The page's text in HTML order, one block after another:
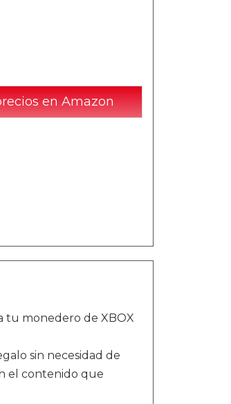
en Amazon
tu monedero de XBOX
sin necesidad de
el contenido que